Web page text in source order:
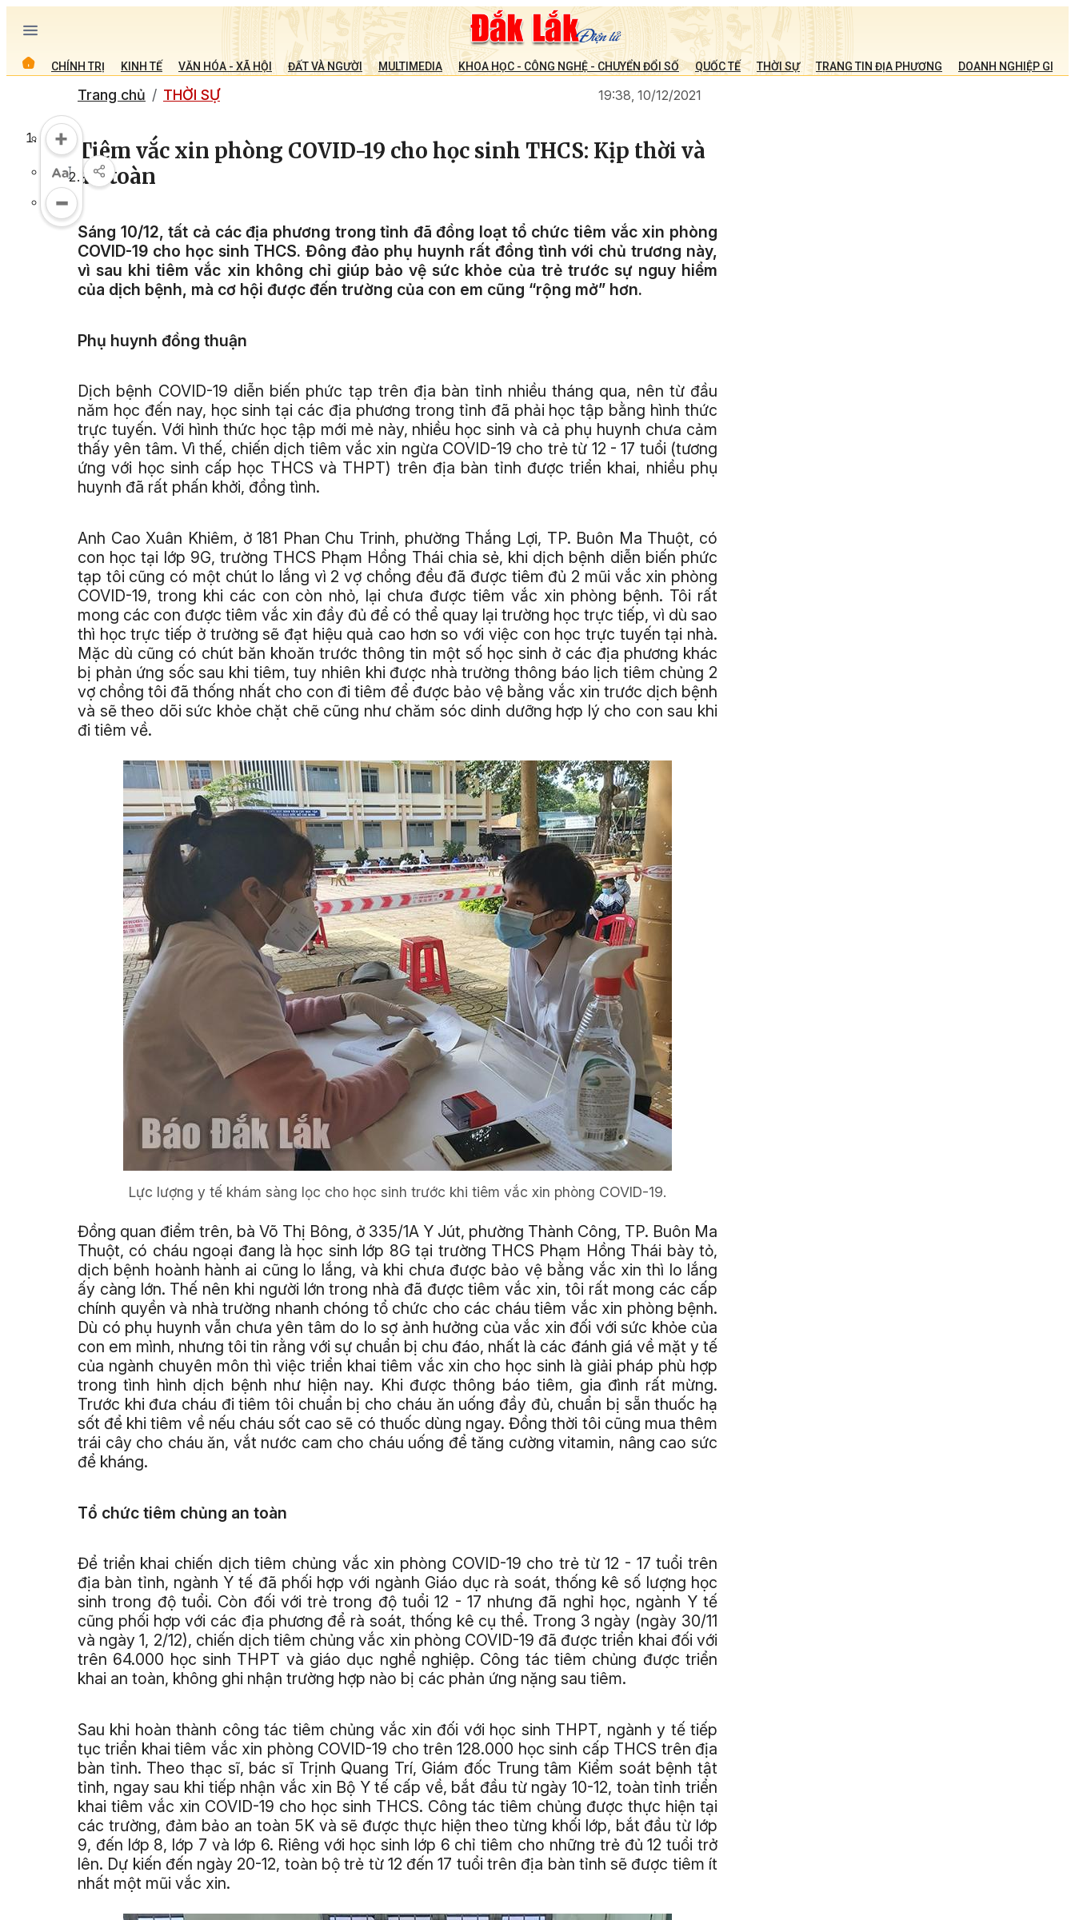
CHÍNH TRỊ KINH TẾ VĂN HÓA - XÃ HỘI ĐẤT VÀ NGƯỜI MULTIMEDIA KHOA HỌC - CÔNG NGHỆ - CHUYỂN ĐỔI SỐ QUỐC TẾ THỜI SỰ TRANG TIN ĐỊA PHƯƠNG DOANH NGHIỆP GIỚI
Trang chủ THỜI SỰ 19:38, 10/12/2021
Tiêm vắc xin phòng COVID-19 cho học sinh THCS: Kịp thời và
an toàn
Sáng 10/12, tất cả các địa phương trong tỉnh đã đồng loạt tổ chức tiêm vắc xin phòng
COVID-19 cho học sinh THCS. Đông đảo phụ huynh rất đồng tình với chủ trương này,
vì sau khi tiêm vắc xin không chỉ giúp bảo vệ sức khỏe của trẻ trước sự nguy hiểm
của dịch bệnh, mà cơ hội được đến trường của con em cũng “rộng mở” hơn.
Phụ huynh đồng thuận
Dịch bệnh COVID-19 diễn biến phức tạp trên địa bàn tỉnh nhiều tháng qua, nên từ đầu
năm học đến nay, học sinh tại các địa phương trong tỉnh đã phải học tập bằng hình thức
trực tuyến. Với hình thức học tập mới mẻ này, nhiều học sinh và cả phụ huynh chưa cảm
thấy yên tâm. Vì thế, chiến dịch tiêm vắc xin ngừa COVID-19 cho trẻ từ 12 - 17 tuổi (tương
ứng với học sinh cấp học THCS và THPT) trên địa bàn tỉnh được triển khai, nhiều phụ
huynh đã rất phấn khởi, đồng tình.
Anh Cao Xuân Khiêm, ở 181 Phan Chu Trinh, phường Thắng Lợi, TP. Buôn Ma Thuột, có
con học tại lớp 9G, trường THCS Phạm Hồng Thái chia sẻ, khi dịch bệnh diễn biến phức
tạp tôi cũng có một chút lo lắng vì 2 vợ chồng đều đã được tiêm đủ 2 mũi vắc xin phòng
COVID-19, trong khi các con còn nhỏ, lại chưa được tiêm vắc xin phòng bệnh. Tôi rất
mong các con được tiêm vắc xin đầy đủ để có thể quay lại trường học trực tiếp, vì dù sao
thì học trực tiếp ở trường sẽ đạt hiệu quả cao hơn so với việc con học trực tuyến tại nhà.
Mặc dù cũng có chút băn khoăn trước thông tin một số học sinh ở các địa phương khác
bị phản ứng sốc sau khi tiêm, tuy nhiên khi được nhà trường thông báo lịch tiêm chủng 2
vợ chồng tôi đã thống nhất cho con đi tiêm để được bảo vệ bằng vắc xin trước dịch bệnh
và sẽ theo dõi sức khỏe chặt chẽ cũng như chăm sóc dinh dưỡng hợp lý cho con sau khi
đi tiêm về.
Lực lượng y tế khám sàng lọc cho học sinh trước khi tiêm vắc xin phòng COVID-19.
Đồng quan điểm trên, bà Võ Thị Bông, ở 335/1A Y Jút, phường Thành Công, TP. Buôn Ma
Thuột, có cháu ngoại đang là học sinh lớp 8G tại trường THCS Phạm Hồng Thái bày tỏ,
dịch bệnh hoành hành ai cũng lo lắng, và khi chưa được bảo vệ bằng vắc xin thì lo lắng
ấy càng lớn. Thế nên khi người lớn trong nhà đã được tiêm vắc xin, tôi rất mong các cấp
chính quyền và nhà trường nhanh chóng tổ chức cho các cháu tiêm vắc xin phòng bệnh.
Dù có phụ huynh vẫn chưa yên tâm do lo sợ ảnh hưởng của vắc xin đối với sức khỏe của
con em mình, nhưng tôi tin rằng với sự chuẩn bị chu đáo, nhất là các đánh giá về mặt y tế
của ngành chuyên môn thì việc triển khai tiêm vắc xin cho học sinh là giải pháp phù hợp
trong tình hình dịch bệnh như hiện nay. Khi được thông báo tiêm, gia đình rất mừng.
Trước khi đưa cháu đi tiêm tôi chuẩn bị cho cháu ăn uống đầy đủ, chuẩn bị sẵn thuốc hạ
sốt để khi tiêm về nếu cháu sốt cao sẽ có thuốc dùng ngay. Đồng thời tôi cũng mua thêm
trái cây cho cháu ăn, vắt nước cam cho cháu uống để tăng cường vitamin, nâng cao sức
để kháng.
Tổ chức tiêm chủng an toàn
Để triển khai chiến dịch tiêm chủng vắc xin phòng COVID-19 cho trẻ từ 12 - 17 tuổi trên
địa bàn tỉnh, ngành Y tế đã phối hợp với ngành Giáo dục rà soát, thống kê số lượng học
sinh trong độ tuổi. Còn đối với trẻ trong độ tuổi 12 - 17 nhưng đã nghỉ học, ngành Y tế
cũng phối hợp với các địa phương để rà soát, thống kê cụ thể. Trong 3 ngày (ngày 30/11
và ngày 1, 2/12), chiến dịch tiêm chủng vắc xin phòng COVID-19 đã được triển khai đối với
trên 64.000 học sinh THPT và giáo dục nghề nghiệp. Công tác tiêm chủng được triển
khai an toàn, không ghi nhận trường hợp nào bị các phản ứng nặng sau tiêm.
Sau khi hoàn thành công tác tiêm chủng vắc xin đối với học sinh THPT, ngành y tế tiếp
tục triển khai tiêm vắc xin phòng COVID-19 cho trên 128.000 học sinh cấp THCS trên địa
bàn tỉnh. Theo thạc sĩ, bác sĩ Trịnh Quang Trí, Giám đốc Trung tâm Kiểm soát bệnh tật
tỉnh, ngay sau khi tiếp nhận vắc xin Bộ Y tế cấp về, bắt đầu từ ngày 10-12, toàn tỉnh triển
khai tiêm vắc xin COVID-19 cho học sinh THCS. Công tác tiêm chủng được thực hiện tại
các trường, đảm bảo an toàn 5K và sẽ được thực hiện theo từng khối lớp, bắt đầu từ lớp
9, đến lớp 8, lớp 7 và lớp 6. Riêng với học sinh lớp 6 chỉ tiêm cho những trẻ đủ 12 tuổi trở
lên. Dự kiến đến ngày 20-12, toàn bộ trẻ từ 12 đến 17 tuổi trên địa bàn tỉnh sẽ được tiêm ít
nhất một mũi vắc xin.